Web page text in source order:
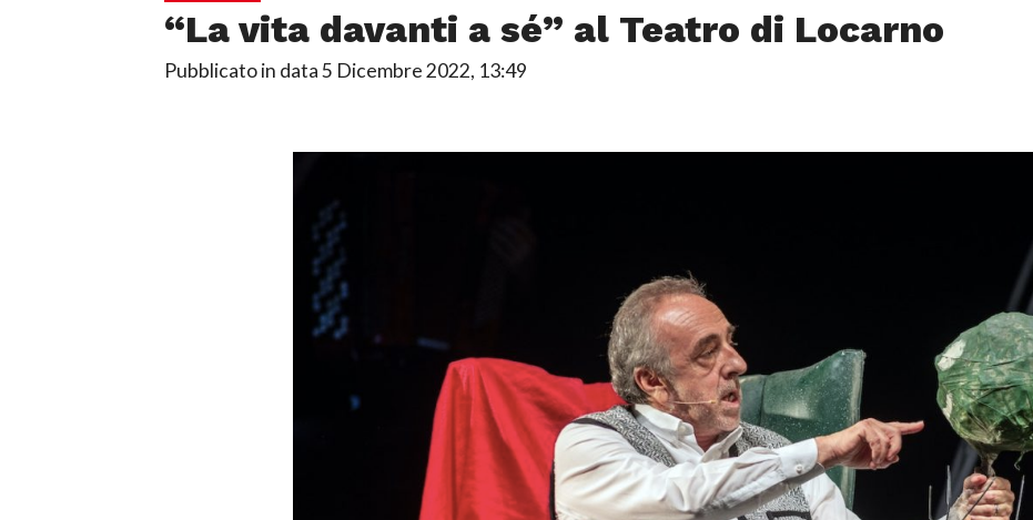
“La vita davanti a sé” al Teatro di Locarno
Pubblicato in data5 Dicembre 2022, 13:49